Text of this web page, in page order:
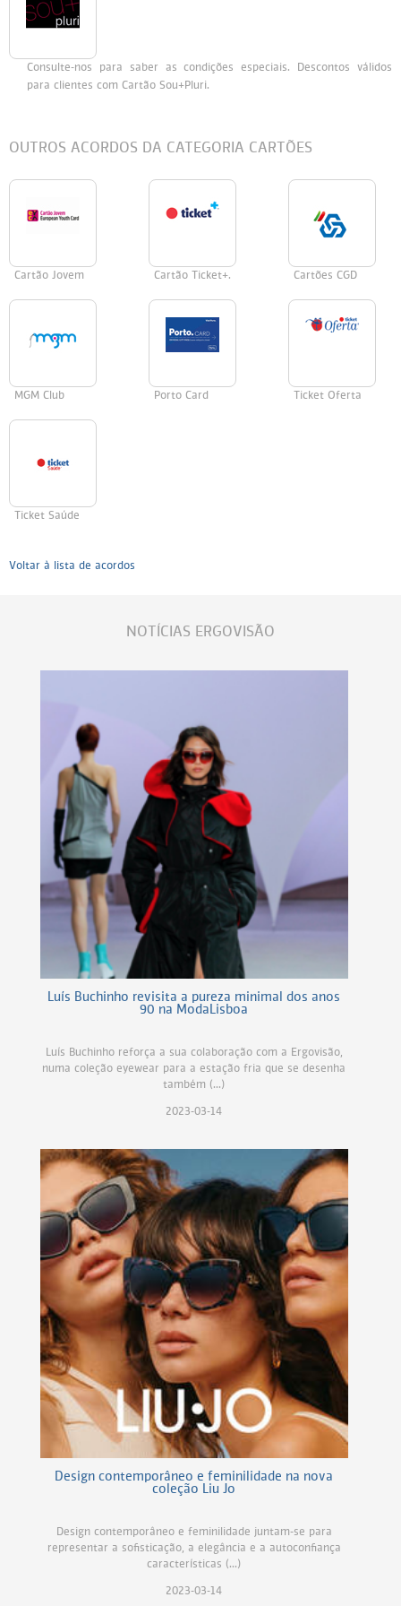
Consulte-nos para saber as condições especiais. Descontos válidos
para clientes com Cartão Sou+Pluri.
OUTROS ACORDOS DA CATEGORIA CARTÕES
Cartão Jovem Cartão Ticket+. Cartões CGD
MGM Club Porto Card Ticket Oferta
Ticket Saúde
Voltar à lista de acordos
NOTÍCIAS ERGOVISÃO
Luís Buchinho revisita a pureza minimal dos anos
90 na ModaLisboa
Luís Buchinho reforça a sua colaboração com a Ergovisão,
numa coleção eyewear para a estação fria que se desenha
também (...)
2023-03-14
Design contemporâneo e feminilidade na nova
coleção Liu Jo
Design contemporâneo e feminilidade juntam-se para
representar a sofisticação, a elegância e a autoconfiança
características (...)
2023-03-14
Persol
Polaroid
Vogue
Ray-Ban
Vogue Eyewear
Persol
Ray-Ban
Polaroid Kids
Ray Ban Junior